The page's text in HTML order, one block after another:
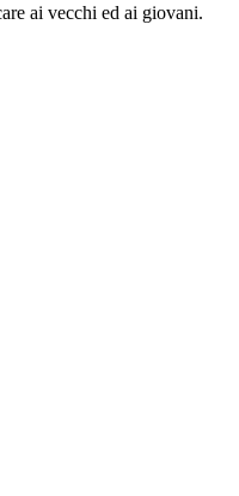
ai vecchi ed ai giovani.